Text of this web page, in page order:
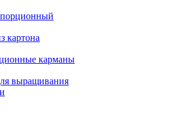
картона
карманы
выращивания